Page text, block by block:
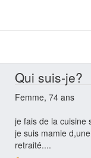
Qui suis-je?
Femme, 74 ans
je fais de la cuisine
je suis mamie
retraité....